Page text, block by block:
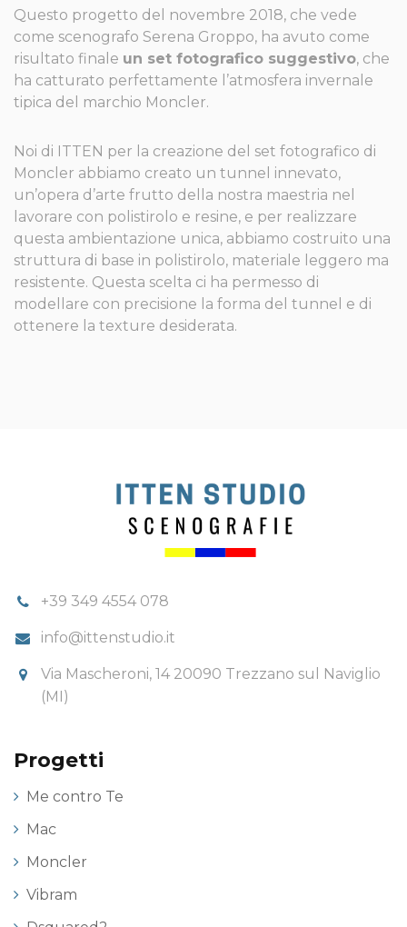
Questo progetto del novembre 2018, che vede
come scenografo Serena Groppo, ha avuto come
risultato finale un set fotografico suggestivo, che
ha catturato perfettamente l’atmosfera invernale
tipica del marchio Moncler.
Noi di ITTEN per la creazione del set fotografico di
Moncler abbiamo creato un tunnel innevato,
un’opera d’arte frutto della nostra maestria nel
lavorare con polistirolo e resine, e per realizzare
questa ambientazione unica, abbiamo costruito una
struttura di base in polistirolo, materiale leggero ma
resistente. Questa scelta ci ha permesso di
modellare con precisione la forma del tunnel e di
ottenere la texture desiderata.
+39 349 4554 078
info@ittenstudio.it
Via Mascheroni, 14 20090 Trezzano sul Naviglio
(MI)
Progetti
Me contro Te
Mac
Moncler
Vibram